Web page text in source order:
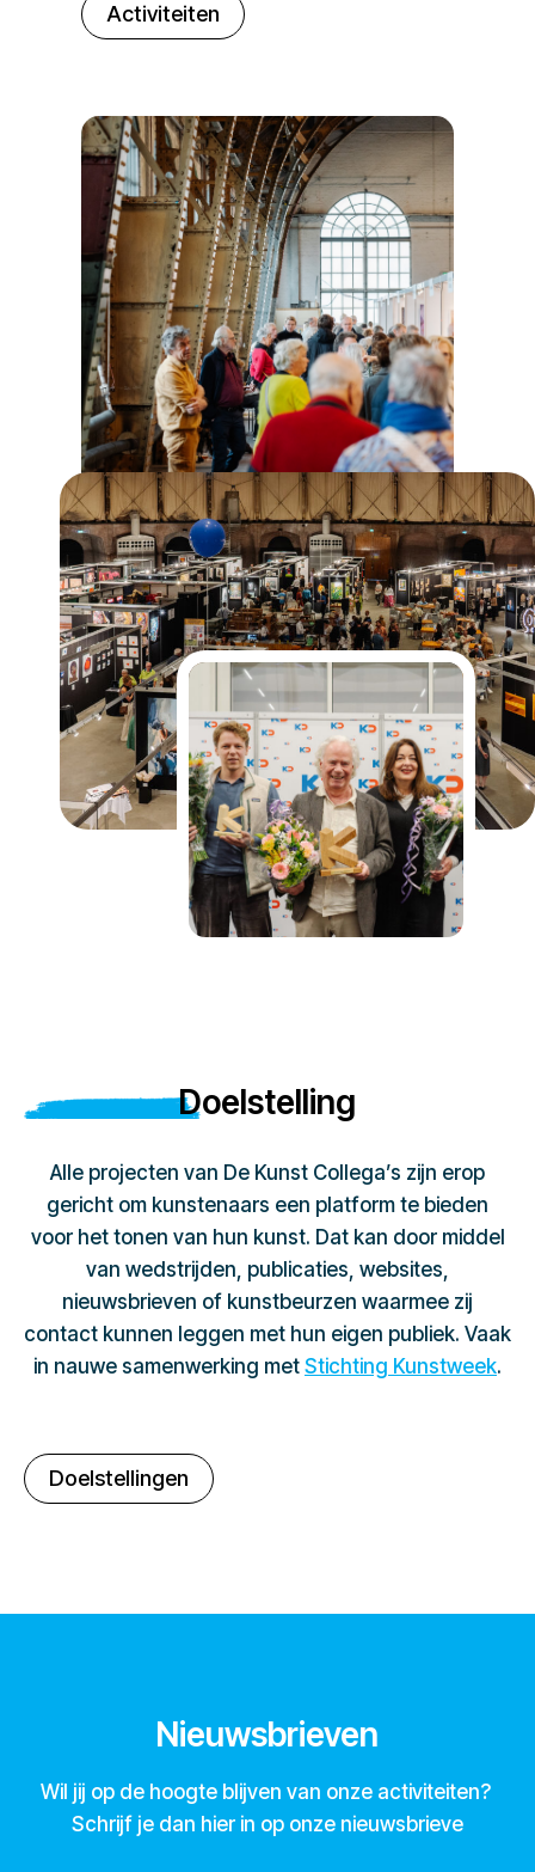
Activiteiten
Doelstelling
Alle projecten van De Kunst Collega’s zijn erop
gericht om kunstenaars een platform te bieden
voor het tonen van hun kunst. Dat kan door middel
van wedstrijden, publicaties, websites,
nieuwsbrieven of kunstbeurzen waarmee zij
contact kunnen leggen met hun eigen publiek. Vaak
in nauwe samenwerking met Stichting Kunstweek.
Doelstellingen
Nieuwsbrieven
Wil jij op de hoogte blijven van onze activiteiten?
Schrijf je dan hier in op onze nieuwsbrieve